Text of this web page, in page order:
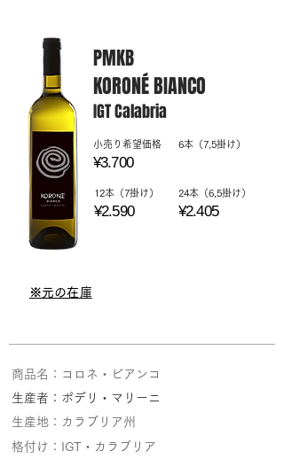
KORONÉ BIANCO
IGT Calabria
PMKB
​小売り希望価格
¥3.700
12本（7掛け）
¥2.590
6本（7,5掛け）
24本（6,5掛け）
¥2.405
​※元の在庫
商品名：​コロネ・ビアンコ
生産者：ポデリ・マリーニ
生産地：カラブリア州
格付け：IGT・カラブリア